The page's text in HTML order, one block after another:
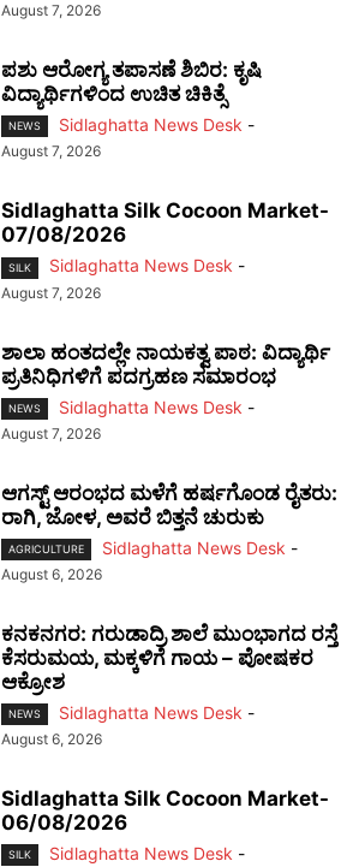
August 7, 2026
ಪಶು ಆರೋಗ್ಯ ತಪಾಸಣೆ ಶಿಬಿರ: ಕೃಷಿ
ವಿದ್ಯಾರ್ಥಿಗಳಿಂದ ಉಚಿತ ಚಿಕಿತ್ಸೆ
NEWS Sidlaghatta News Desk -
August 7, 2026
Sidlaghatta Silk Cocoon Market-
07/08/2026
SILK Sidlaghatta News Desk -
August 7, 2026
ಶಾಲಾ ಹಂತದಲ್ಲೇ ನಾಯಕತ್ವ ಪಾಠ: ವಿದ್ಯಾರ್ಥಿ
ಪ್ರತಿನಿಧಿಗಳಿಗೆ ಪದಗ್ರಹಣ ಸಮಾರಂಭ
NEWS Sidlaghatta News Desk -
August 7, 2026
ಆಗಸ್ಟ್ ಆರಂಭದ ಮಳೆಗೆ ಹರ್ಷಗೊಂಡ ರೈತರು:
ರಾಗಿ, ಜೋಳ, ಅವರೆ ಬಿತ್ತನೆ ಚುರುಕು
AGRICULTURE Sidlaghatta News Desk -
August 6, 2026
ಕನಕನಗರ: ಗರುಡಾದ್ರಿ ಶಾಲೆ ಮುಂಭಾಗದ ರಸ್ತೆ
ಕೆಸರುಮಯ, ಮಕ್ಕಳಿಗೆ ಗಾಯ – ಪೋಷಕರ
ಆಕ್ರೋಶ
NEWS Sidlaghatta News Desk -
August 6, 2026
Sidlaghatta Silk Cocoon Market-
06/08/2026
SILK Sidlaghatta News Desk -